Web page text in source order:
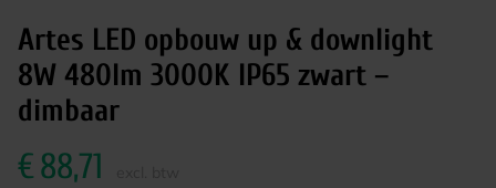
Artes LED opbouw up & downlight
8W 480lm 3000K IP65 zwart –
dimbaar
€88,71